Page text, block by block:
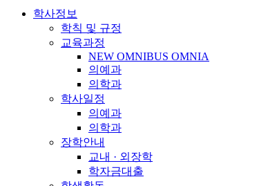
학사정보
학칙 및 규정
교육과정
NEW OMNIBUS OMNIA
의예과
의학과
학사일정
의예과
의학과
장학안내
교내 · 외장학
학자금대출